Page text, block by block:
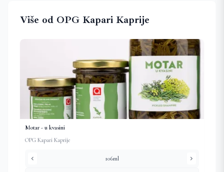
Više od OPG Kapari Kaprije
Motar - u kvasini
OPG Kapari Kaprije
chevron_left 106ml chevron_right